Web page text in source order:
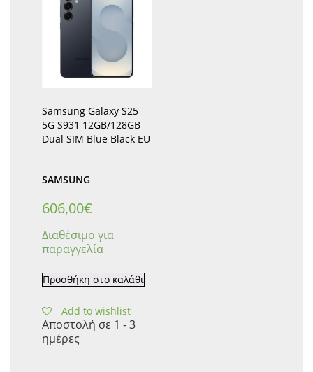
Samsung Galaxy S25
5G S931 12GB/128GB
Dual SIM Blue Black EU
SAMSUNG
606,00€
Διαθέσιμο για
παραγγελία
Προσθήκη στο καλάθι
Add to wishlist
Αποστολή σε 1 - 3
ημέρες